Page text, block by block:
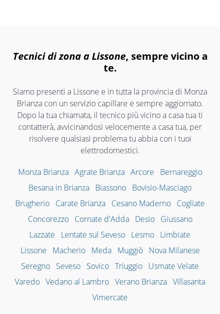
Tecnici di zona a Lissone, sempre vicino a
te.
Siamo presenti a Lissone e in tutta la provincia di Monza
Brianza con un servizio capillare e sempre aggiornato.
Dopo la tua chiamata, il tecnico più vicino a casa tua ti
contatterà, avvicinandosi velocemente a casa tua, per
risolvere qualsiasi problema tu abbia con i tuoi
elettrodomestici.
Monza Brianza Agrate Brianza Arcore
Bernareggio
Besana in Brianza Biassono Bovisio-Masciago
Brugherio Carate Brianza Cesano Maderno Cogliate
Concorezzo
Cornate d'Adda Desio
Giussano
Lazzate
Lentate sul Seveso Lesmo Limbiate
Lissone
Macherio Meda Muggiò
Nova Milanese
Seregno Seveso Sovico Triuggio Usmate Velate
Varedo Vedano al Lambro Verano Brianza Villasanta
Vimercate